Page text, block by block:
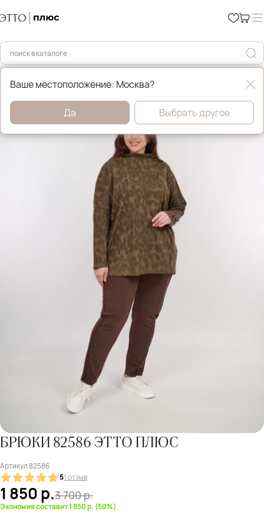
Главная Распродажа
БРЮКИ 82586 ЭТТО ПЛЮС
Артикул82586
51 отзыв
1 850р.3 700р.
Экономия составит 1 850 р. (50%)
Ваше местоположение: Москва?
Да Выбрать другое